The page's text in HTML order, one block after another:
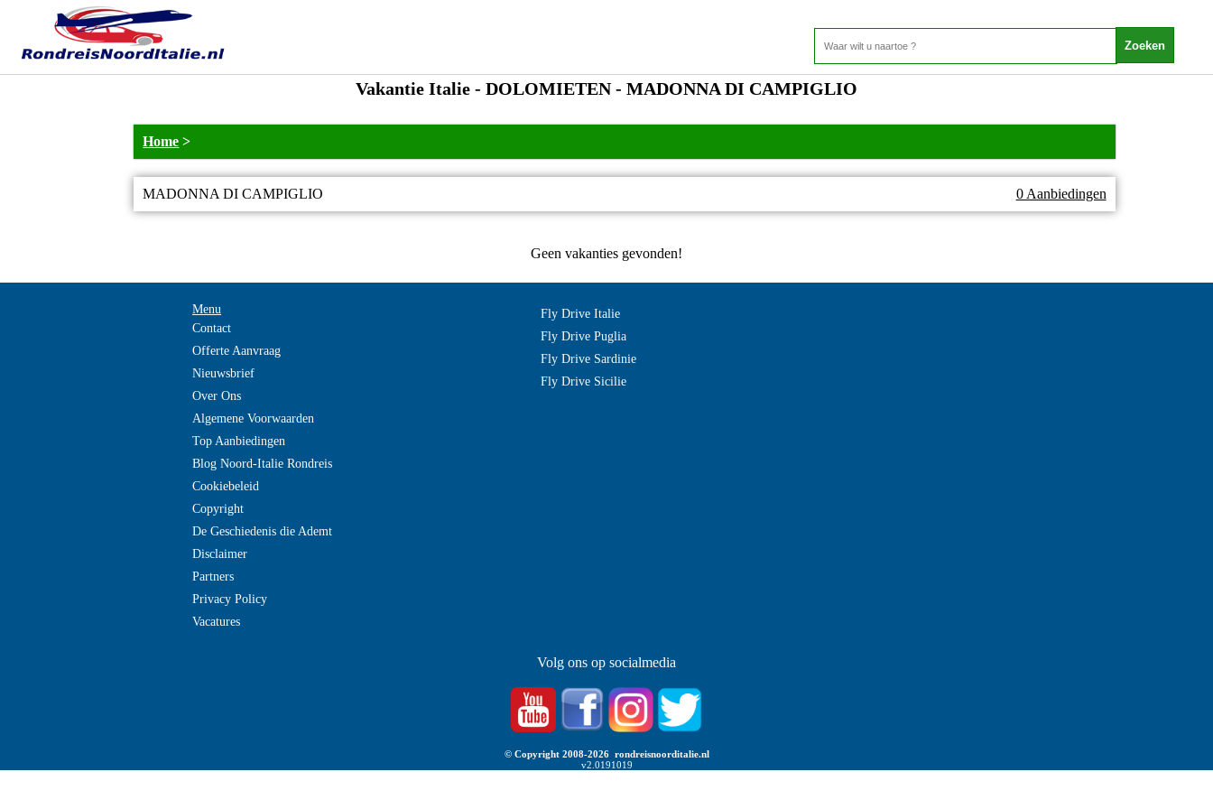
Vakantie Italie - DOLOMIETEN - MADONNA DI CAMPIGLIO
Home >
MADONNA DI CAMPIGLIO 0 Aanbiedingen
Geen vakanties gevonden!
Menu
Contact
Offerte Aanvraag
Nieuwsbrief
Over Ons
Algemene Voorwaarden
Top Aanbiedingen
Blog Noord-Italie Rondreis
Cookiebeleid
Copyright
De Geschiedenis die Ademt
Disclaimer
Partners
Privacy Policy
Vacatures
Fly Drive Italie
Fly Drive Puglia
Fly Drive Sardinie
Fly Drive Sicilie
Volg ons op socialmedia
© Copyright 2008-2026 rondreisnoorditalie.nl
v2.0191019